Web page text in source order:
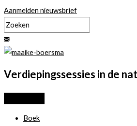
Ga
naar
de
inhoud
Aanmelden nieuwsbrief
Verdiepingssessies in de
Boek